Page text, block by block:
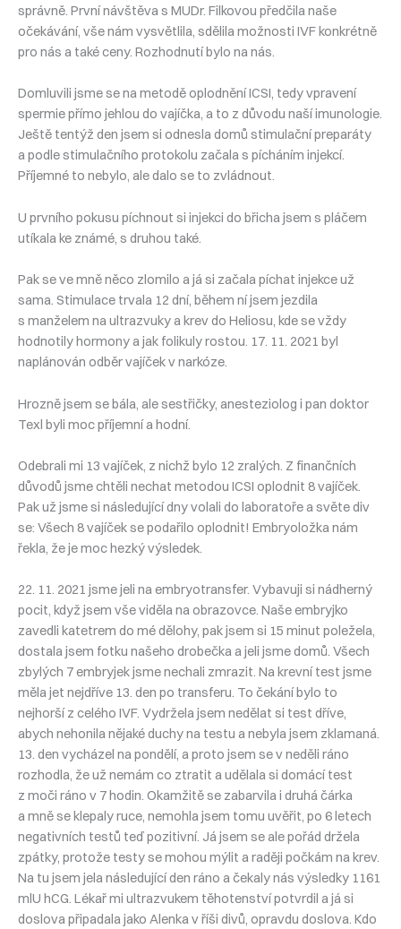
správně. První návštěva s MUDr. Filkovou předčila naše
očekávání, vše nám vysvětlila, sdělila možnosti IVF konkrétně
pro nás a také ceny. Rozhodnutí bylo na nás.
Domluvili jsme se na metodě oplodnění ICSI, tedy vpravení
spermie přímo jehlou do vajíčka, a to z důvodu naší imunologie.
Ještě tentýž den jsem si odnesla domů stimulační preparáty
a podle stimulačního protokolu začala s pícháním injekcí.
Příjemné to nebylo, ale dalo se to zvládnout.
U prvního pokusu píchnout si injekci do břicha jsem s pláčem
utíkala ke známé, s druhou také.
Pak se ve mně něco zlomilo a já si začala píchat injekce už
sama. Stimulace trvala 12 dní, během ní jsem jezdila
s manželem na ultrazvuky a krev do Heliosu, kde se vždy
hodnotily hormony a jak folikuly rostou. 17. 11. 2021 byl
naplánován odběr vajíček v narkóze.
Hrozně jsem se bála, ale sestřičky, anesteziolog i pan doktor
Texl byli moc příjemní a hodní.
Odebrali mi 13 vajíček, z nichž bylo 12 zralých. Z finančních
důvodů jsme chtěli nechat metodou ICSI oplodnit 8 vajíček.
Pak už jsme si následující dny volali do laboratoře a světe div
se: Všech 8 vajíček se podařilo oplodnit! Embryoložka nám
řekla, že je moc hezký výsledek.
22. 11. 2021 jsme jeli na embryotransfer. Vybavuji si nádherný
pocit, když jsem vše viděla na obrazovce. Naše embryjko
zavedli katetrem do mé dělohy, pak jsem si 15 minut poležela,
dostala jsem fotku našeho drobečka a jeli jsme domů. Všech
zbylých 7 embryjek jsme nechali zmrazit. Na krevní test jsme
měla jet nejdříve 13. den po transferu. To čekání bylo to
nejhorší z celého IVF. Vydržela jsem nedělat si test dříve,
abych nehonila nějaké duchy na testu a nebyla jsem zklamaná.
13. den vycházel na pondělí, a proto jsem se v neděli ráno
rozhodla, že už nemám co ztratit a udělala si domácí test
z moči ráno v 7 hodin. Okamžitě se zabarvila i druhá čárka
a mně se klepaly ruce, nemohla jsem tomu uvěřit, po 6 letech
negativních testů teď pozitivní. Já jsem se ale pořád držela
zpátky, protože testy se mohou mýlit a raději počkám na krev.
Na tu jsem jela následující den ráno a čekaly nás výsledky 1161
mlU hCG. Lékař mi ultrazvukem těhotenství potvrdil a já si
doslova připadala jako Alenka v říši divů, opravdu doslova. Kdo